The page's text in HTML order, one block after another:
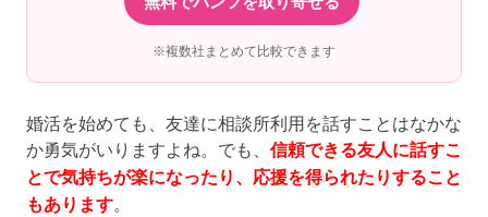
※複数社まとめて比較できます
婚活を始めても、友達に相談所利用を話すことはなかな
か勇気がいりますよね。でも、 信頼できる友人に話すこ
とで気持ちが楽になったり、応援を得られたりすること
もあります。